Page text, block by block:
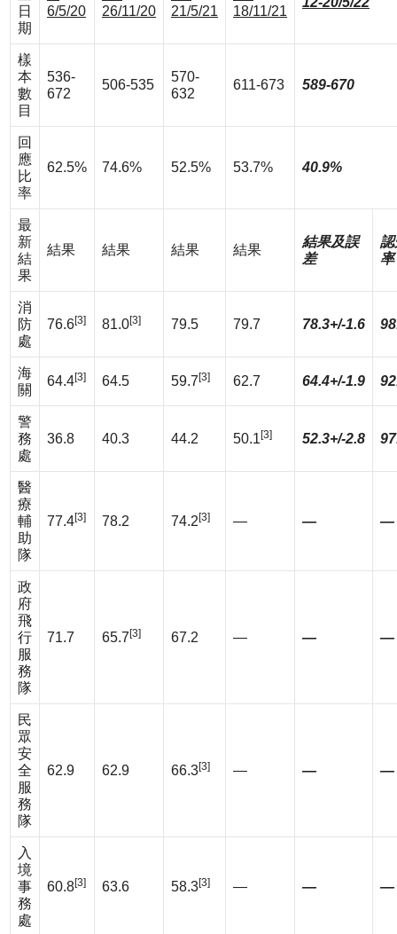
日
期
6/5/20
26/11/20
21/5/21
18/11/21
樣
本
數
目
536-
672
506-535
570-
632
611-673 589-670
回
應
比
率
62.5% 74.6% 52.5% 53.7% 40.9%
最
新
結
果
結果 結果 結果 結果
結果及誤
差
認
率
消
防
處
76.6[3] 81.0[3] 79.5 79.7 78.3+/-1.6
海
關
64.4[3] 64.5 59.7 [3] 62.7 64.4+/-1.9
警
務
處
36.8 40.3 44.2 50.1 [3] 52.3+/-2.8
醫
療
輔
助
隊
77.4[3] 78.2 74.2 [3] — — —
政
府
飛
行
服
務
隊
71.7 65.7 [3] 67.2 — — —
民
眾
安
全
服
務
隊
62.9 62.9 66.3[3] — — —
入
境
事
務
處
60.8[3] 63.6 58.3[3] — — —